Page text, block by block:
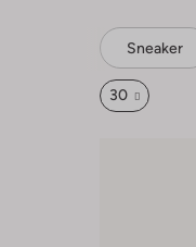
Sneaker
30